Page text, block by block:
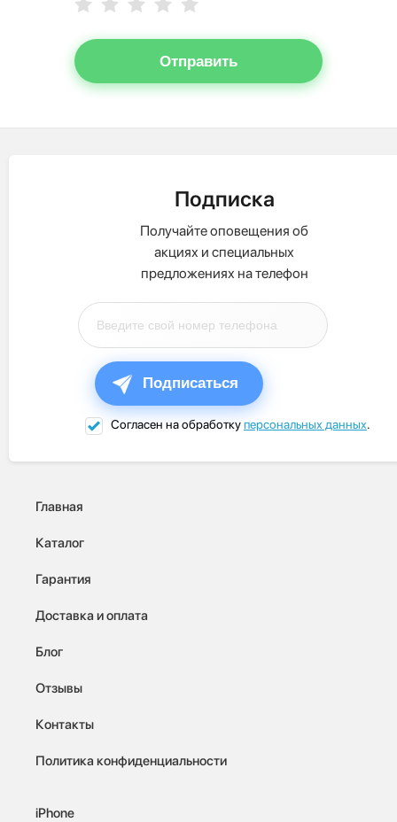
Отправить
Подписка
Получайте оповещения об
акциях и специальных
предложениях на телефон
Подписаться
Согласен на обработкуперсональных данных.
Главная
Каталог
Гарантия
Доставка и оплата
Блог
Отзывы
Контакты
Политика конфиденциальности
iPhone